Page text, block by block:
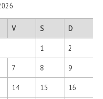
V S D
1 2
7 8 9
14 15 16